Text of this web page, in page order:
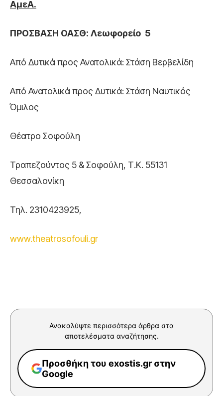
ΑμεΑ.
ΠΡΟΣΒΑΣΗ ΟΑΣΘ: Λεωφορείο 5
Από Δυτικά προς Ανατολικά: Στάση Βερβελίδη
Από Ανατολικά προς Δυτικά: Στάση Ναυτικός
Όμιλος
Θέατρο Σοφούλη
Τραπεζούντος 5 & Σοφούλη, Τ.Κ. 55131
Θεσσαλονίκη
Τηλ. 2310423925,
www.theatrosofouli.gr
Ανακαλύψτε περισσότερα άρθρα στα
αποτελέσματα αναζήτησης.
Προσθήκη του exostis.gr στην
Google